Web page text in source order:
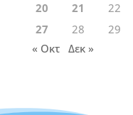
20
21 22
27
28 29
« Οκτ
Δεκ »